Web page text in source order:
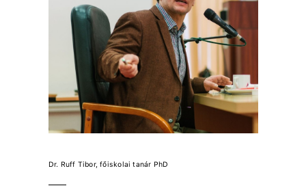
Dr. Ruff Tibor, főiskolai tanár PhD